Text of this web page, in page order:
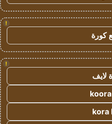
!
كورة
!
لايف
kora